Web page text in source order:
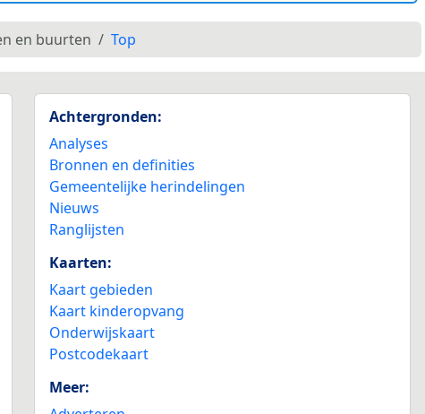
en buurten Top
Achtergronden:
Analyses
Bronnen en definities
Gemeentelijke herindelingen
Nieuws
Ranglijsten
Kaarten:
Kaart gebieden
Kaart kinderopvang
Onderwijskaart
Postcodekaart
Meer: